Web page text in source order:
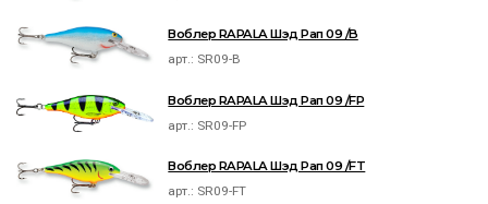
Воблер RAPALA Шэд Рап 09 /B
арт.: SR09-B
Воблер RAPALA Шэд Рап 09 /FP
арт.: SR09-FP
Воблер RAPALA Шэд Рап 09 /FT
арт.: SR09-FT